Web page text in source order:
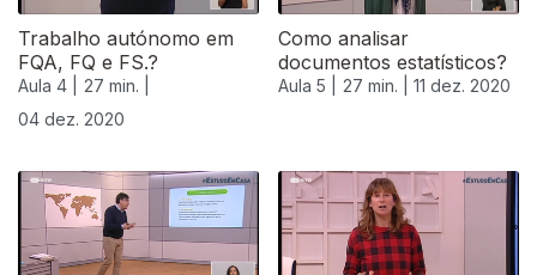
Trabalho autónomo em
FQA, FQ e FS.?
Aula 4 |
27 min. |
04 dez. 2020
Como analisar
documentos estatísticos?
Aula 5 | 27 min. | 11 dez. 2020